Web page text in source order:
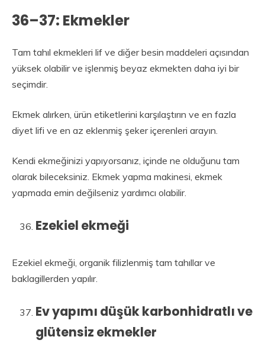
36–37: Ekmekler
Tam tahıl ekmekleri lif ve diğer besin maddeleri açısından
yüksek olabilir ve işlenmiş beyaz ekmekten daha iyi bir
seçimdir.
Ekmek alırken, ürün etiketlerini karşılaştırın ve en fazla
diyet lifi ve en az eklenmiş şeker içerenleri arayın.
Kendi ekmeğinizi yapıyorsanız, içinde ne olduğunu tam
olarak bileceksiniz. Ekmek yapma makinesi, ekmek
yapmada emin değilseniz yardımcı olabilir.
Ezekiel ekmeği
Ezekiel ekmeği, organik filizlenmiş tam tahıllar ve
baklagillerden yapılır.
Ev yapımı düşük karbonhidratlı ve
glütensiz ekmekler